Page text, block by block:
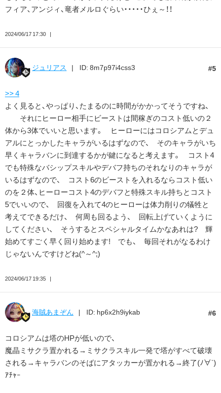
フィア、アンジィ、竜者メルロぐらい・・・・・ひぇ～！！
2024/06/17 17:30
5
ジュリアス ID: 8m7p97i4css3
>> 4
よく見ると、やっぱり、たまるのに時間がかかってそうですね、
それにヒーロー相手にビーストは間稼ぎのコスト低いの２
体から3体でいいと思います。 ヒーローにはコロシアムとデュ
アルにとっかしたキャラがいるはずなので、 そのキャラがいち
早くキャラバンに到達するかが鍵になると考えます。 コスト4
でも特殊なバシップスキルやデバフ持ちのそれなりのキャラが
いるはずなので、 コスト6のビーストを入れるならコスト低い
のを２体、ヒーローコスト4のデバフと特殊スキル持ちとコスト
5でいいので、 回復を入れて4のヒーローは体力削りの犠牲と
考えてできるだけ、 何周も回るよう、 回転上げていくように
してください、 そうするとスペシャルタイムかなあれは? 輝
始めてすごく早く回り始めます! でも、 毎回それがなるわけ
じゃないんですけどね(⁠^⁠～⁠^⁠;⁠)⁠ゞ
2024/06/17 19:35
6
海賊あまぞん ID: hp6x2h9iykab
コロシアムは塔のHPが低いので、
魔晶ミサクラ置かれる→ミサクラスキル一発で塔がすべて破壊
される→キャラバンのそばにアタッカーが置かれる→終了(ﾉ∀`)
ｱﾁｬｰ